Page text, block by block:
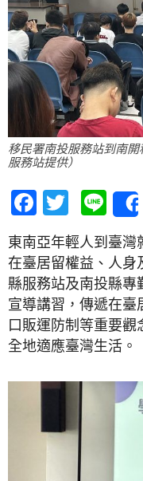
移民署南投服務站到南
服務站提供）
Facebook
Twitter
Line
東南亞年輕人到臺
在臺居留權益、人身
縣服務站及南投縣專
宣導講習，傳遞在
口販運防制等重要
全地適應臺灣生活。